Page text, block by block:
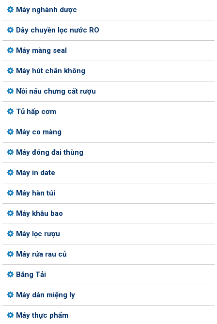
Máy nghành dược
Dây chuyền lọc nước RO
Máy màng seal
Máy hút chân không
Nồi nấu chưng cất rượu
Tủ hấp cơm
Máy co màng
Máy đóng đai thùng
Máy in date
Máy hàn túi
Máy khâu bao
Máy lọc rượu
Máy rửa rau củ
Băng Tải
Máy dán miệng ly
Máy thực phẩm